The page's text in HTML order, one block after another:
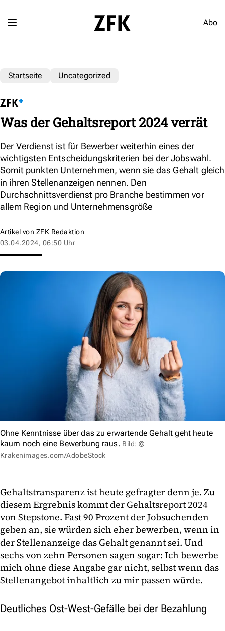
Abo
Startseite Uncategorized
Was der Gehaltsreport 2024 verrät
Der Verdienst ist für Bewerber weiterhin eines der
wichtigsten Entscheidungskriterien bei der Jobswahl.
Somit punkten Unternehmen, wenn sie das Gehalt gleich
in ihren Stellenanzeigen nennen. Den
Durchschnittsverdienst pro Branche bestimmen vor
allem Region und Unternehmensgröße
Artikel von ZFK Redaktion
03.04.2024, 06:50 Uhr
Ohne Kenntnisse über das zu erwartende Gehalt geht heute
kaum noch eine Bewerbung raus. Bild: ©
Krakenimages.com/AdobeStock
Gehaltstransparenz ist heute gefragter denn je. Zu
diesem Ergrebnis kommt der Gehaltsreport 2024
von Stepstone. Fast 90 Prozent der Jobsuchenden
geben an, sie würden sich eher bewerben, wenn in
der Stellenanzeige das Gehalt genannt sei. Und
sechs von zehn Personen sagen sogar: Ich bewerbe
mich ohne diese Angabe gar nicht, selbst wenn das
Stellenangebot inhaltlich zu mir passen würde.
Deutliches Ost-West-Gefälle bei der Bezahlung